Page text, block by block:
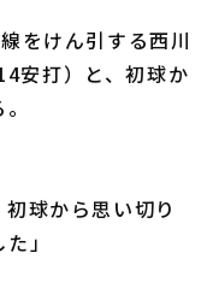
をけん引する西川
安打）と、初球か
球から思い切り
」